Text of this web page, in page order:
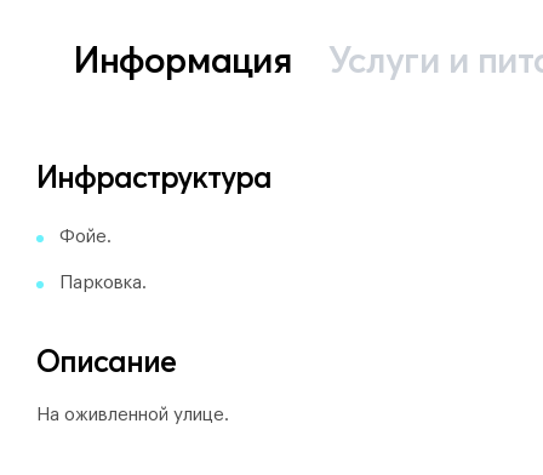
Информация Услуги и
Инфраструктура
Фойе.
Парковка.
Описание
На оживленной улице.